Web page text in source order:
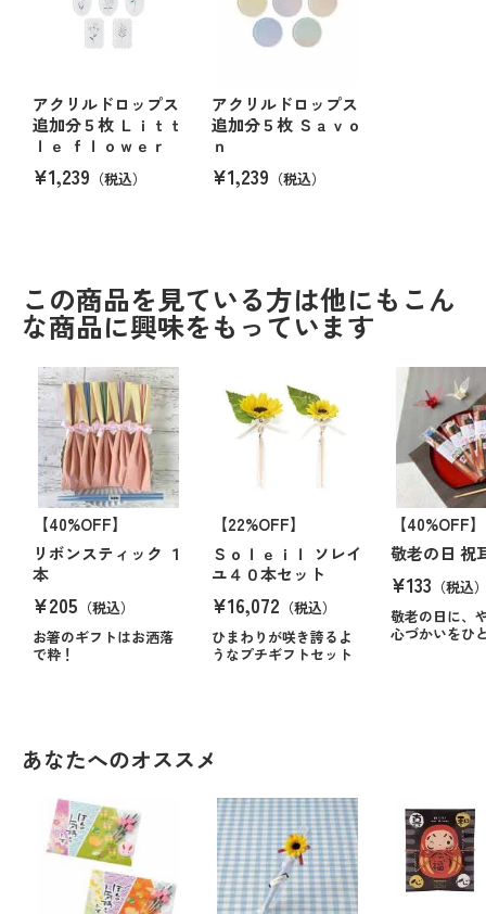
アクリルドロップス
追加分５枚 Ｌｉｔｔ
ｌｅ ｆｌｏｗｅｒ
¥1,239 （税込）
アクリルドロップス
追加分５枚 Ｓａｖｏ
ｎ
¥1,239 （税込）
この商品を見ている方は他にもこん
な商品に興味をもっています
【40%OFF】
リボンスティック １
本
¥205 （税込）
お箸のギフトはお洒落
で粋！
【22%OFF】
Ｓｏｌｅｉｌ ソレイ
ユ４０本セット
¥16,072 （税込）
ひまわりが咲き誇るよ
うなプチギフトセット
【40%OFF】
敬老の日 祝
¥133 （税込
敬老の日に、
心づかいをひ
あなたへのオススメ